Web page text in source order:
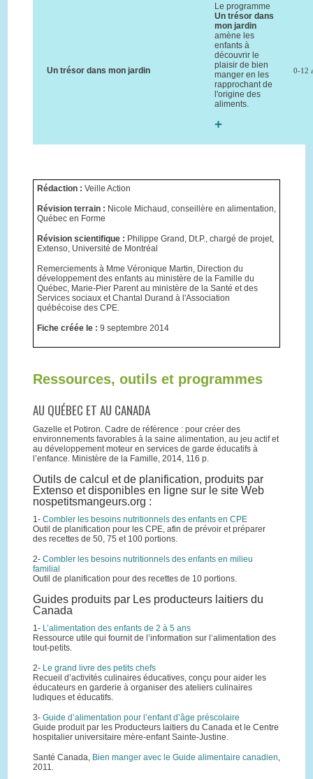
Un trésor dans mon jardin
Le programme
Un trésor dans
mon jardin
amène les
enfants à
découvrir le
plaisir de bien
manger en les
rapprochant de
l'origine des
aliments.
+
0-12
Rédaction : Veille Action
Révision terrain : Nicole Michaud, conseillère en alimentation,
Québec en Forme
Révision scientifique : Philippe Grand, Dt.P., chargé de projet,
Extenso, Université de Montréal
Remerciements à Mme Véronique Martin, Direction du
développement des enfants au ministère de la Famille du
Québec, Marie-Pier Parent au ministère de la Santé et des
Services sociaux et Chantal Durand à l'Association
québécoise des CPE.
Fiche créée le : 9 septembre 2014
Ressources, outils et programmes
AU QUÉBEC ET AU CANADA
Gazelle et Potiron. Cadre de référence : pour créer des
environnements favorables à la saine alimentation, au jeu actif et
au développement moteur en services de garde éducatifs à
l’enfance. Ministère de la Famille, 2014, 116 p.
Outils de calcul et de planification, produits par
Extenso et disponibles en ligne sur le site Web
nospetitsmangeurs.org :
1- Combler les besoins nutritionnels des enfants en CPE
Outil de planification pour les CPE, afin de prévoir et préparer
des recettes de 50, 75 et 100 portions.
2- Combler les besoins nutritionnels des enfants en milieu
familial
Outil de planification pour des recettes de 10 portions.
Guides produits par Les producteurs laitiers du
Canada
1- L’alimentation des enfants de 2 à 5 ans
Ressource utile qui fournit de l’information sur l’alimentation des
tout-petits.
2- Le grand livre des petits chefs
Recueil d’activités culinaires éducatives, conçu pour aider les
éducateurs en garderie à organiser des ateliers culinaires
ludiques et éducatifs.
3- Guide d’alimentation pour l’enfant d’âge préscolaire
Guide produit par les Producteurs laitiers du Canada et le Centre
hospitalier universitaire mère-enfant Sainte-Justine.
Santé Canada, Bien manger avec le Guide alimentaire canadien,
2011.